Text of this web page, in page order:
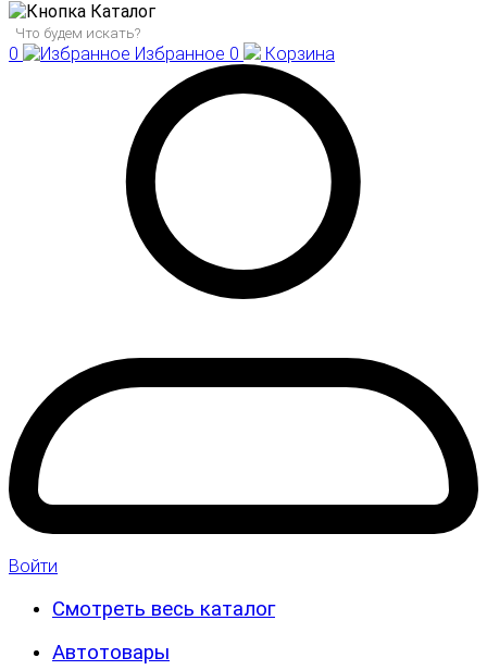
Каталог
0 Избранное 0 Корзина
Войти
Смотреть весь каталог
Автотовары